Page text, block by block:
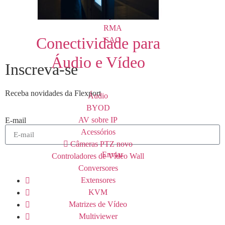
Conectividade para
Áudio e Vídeo
Áudio
BYOD
AV sobre IP
Acessórios
Câmeras PTZ novo
Controladores de Vídeo Wall
Conversores
Extensores
KVM
Matrizes de Vídeo
Multiviewer
Vendas
RMA
SAC
Inscreva-se
Receba novidades da Flexport
E-mail
Enviar